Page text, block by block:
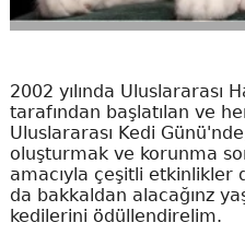
2002 yılında Uluslararası
tarafından başlatılan ve
Uluslararası Kedi
oluşturmak ve korunma
amacıyla çeşitli etkinlikler
da bakkaldan alacağınz
kedilerini ödüllendirelim.